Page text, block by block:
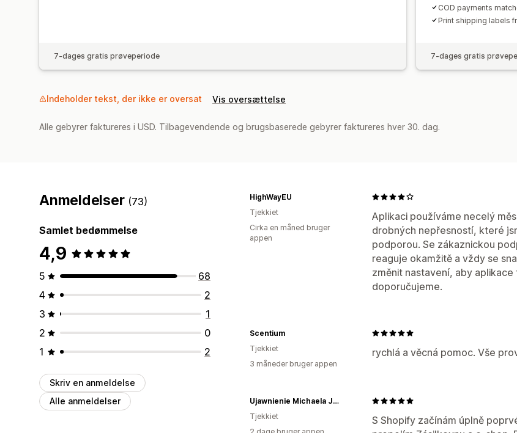
7-dages gratis prøveperiode
COD payments
Print shipping labels
7-dages gratis
Indeholder tekst, der ikke er oversat Vis oversættelse
Alle gebyrer faktureres i USD. Tilbagevendende og brugsbaserede gebyrer faktureres hver 30. dag.
Anmeldelser (73)
Samlet bedømmelse
4,9
5
68
4
2
3
1
2
0
1
2
Skriv en anmeldelse
Alle anmeldelser
Aplikaci používáme necelý
drobných nepřesností, které
podporou. Se zákaznickou
reaguje okamžitě a vždy se
změnit nastavení, aby
doporučujeme.
HighWayEU
Tjekkiet
Cirka en måned bruger
appen
rychlá a věcná pomoc. Vše
Scentium
Tjekkiet
3 måneder bruger appen
S Shopify začínám úplně
Ujawnienie Michaela Jacksona
Tjekkiet